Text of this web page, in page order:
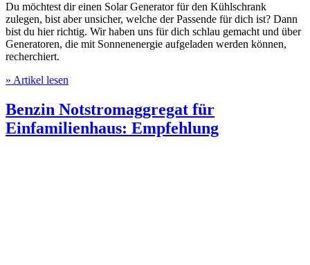
Du möchtest dir einen Solar Generator für den Kühlschrank
zulegen, bist aber unsicher, welche der Passende für dich ist? Dann
bist du hier richtig. Wir haben uns für dich schlau gemacht und über
Generatoren, die mit Sonnenenergie aufgeladen werden können,
recherchiert.
» Artikel lesen
Benzin Notstromaggregat für
Einfamilienhaus: Empfehlung